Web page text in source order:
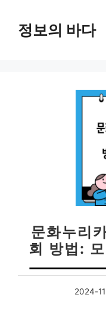
정보의 바다
문화누리
회 방법:
2024-